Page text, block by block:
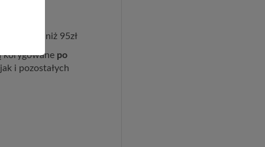
większy niż 95zł
korygowane po
i pozostałych